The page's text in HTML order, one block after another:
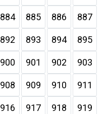
884 885 886 887
892 893 894 895
900 901 902 903
908 909 910 911
916 917 918 919